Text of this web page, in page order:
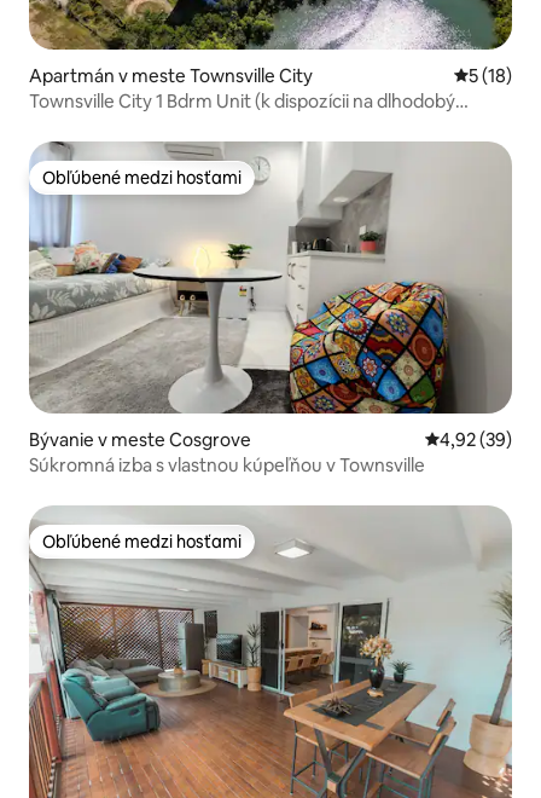
Apartmán v meste Townsville City
5 (18)
Townsville City 1 Bdrm Unit (k dispozícii na dlhodobý
Obľúbené medzi hosťami
Obľúbené medzi hosťami
Bývanie v meste Cosgrove Priemerné
4,92 (39)
Súkromná izba s vlastnou kúpeľňou v Townsville
Obľúbené medzi hosťami
Obľúbené medzi hosťami